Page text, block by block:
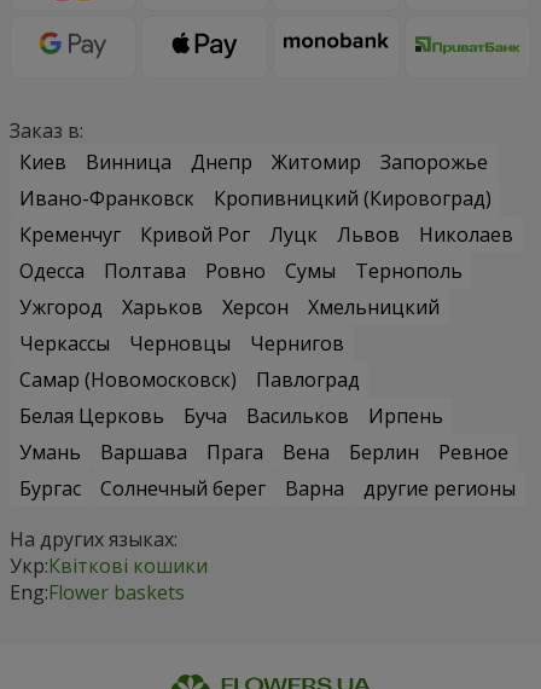
Заказ в:
Киев
Винница Днепр Житомир
Запорожье
Ивано-Франковск
Кропивницкий (Кировоград)
Кременчуг
Кривой Рог Луцк Львов
Николаев
Одесса
Полтава Ровно Сумы
Тернополь
Ужгород
Харьков Херсон
Хмельницкий
Черкассы
Черновцы
Чернигов
Самар (Новомосковск)
Павлоград
Белая Церковь
Буча Васильков
Ирпень
Умань
Варшава Прага Вена Берлин
Ревное
Бургас
Солнечный берег Варна
другие регионы
На других языках:
Укр:Квіткові кошики
Eng:Flower baskets